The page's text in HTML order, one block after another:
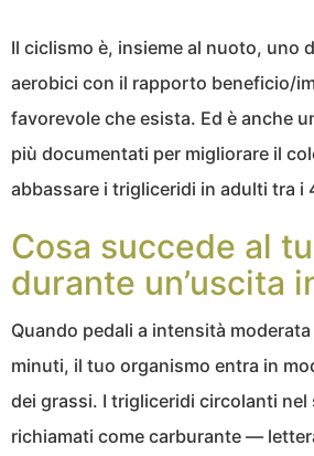
Il ciclismo è, insieme al nuoto, uno
aerobici con il rapporto beneficio/
favorevole che esista. Ed è anche
più documentati per migliorare il
abbassare i trigliceridi in adulti tra i
Cosa succede al
durante un’uscita
Quando pedali a intensità
minuti, il tuo organismo entra in
dei grassi. I trigliceridi circolanti nel
richiamati come carburante —